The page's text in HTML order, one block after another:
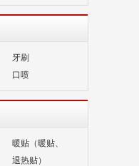
牙刷
口喷
暖贴（暖贴、
退热贴）